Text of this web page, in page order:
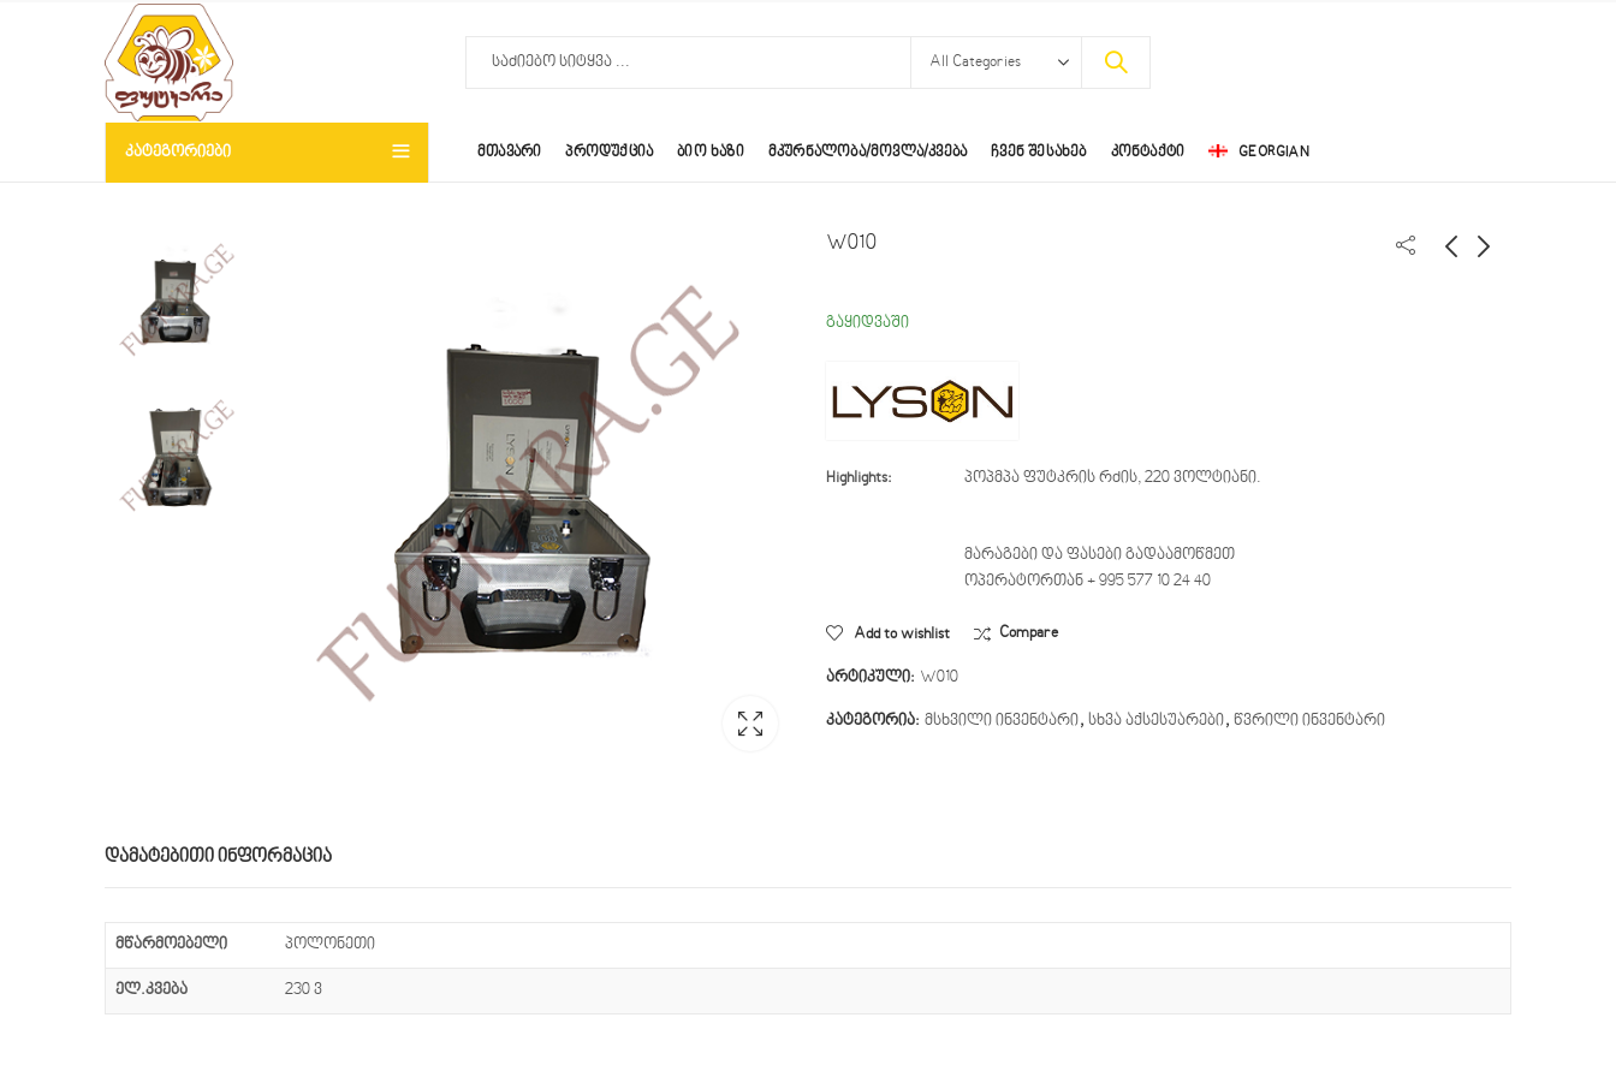
ᲙᲐᲢᲔᲒᲝᲠᲘᲔᲑᲘ ᲛᲗᲐᲕᲐᲠᲘ ᲞᲠᲝᲓᲣᲥᲪᲘᲐ ᲑᲘᲝ ᲮᲐᲖᲘ ᲛᲙᲣᲠᲜᲐᲚᲝᲑᲐ/ᲛᲝᲕᲚᲐ/ᲙᲕᲔᲑᲐ ᲩᲕᲔᲜ ᲨᲔᲡᲐᲮᲔᲑ ᲙᲝᲜᲢᲐᲥᲢᲘ GEORGIAN
W010
გაყიდვაში
Highlights: პოპმპა ფუტკრის რძის, 220 ვოლტიანი.
მარაგები და ფასები გადაამოწმეთ
ოპერატორთან + 995 577 10 24 40
Add to wishlist Compare
არტიკული: W010
კატეგორია: მსხვილი ინვენტარი, სხვა აქსესუარები, წვრილი ინვენტარი
ᲓᲐᲛᲐᲢᲔᲑᲘᲗᲘ ᲘᲜᲤᲝᲠᲛᲐᲪᲘᲐ
მწარმოებელი პოლონეთი
ელ.კვება 230 ვ